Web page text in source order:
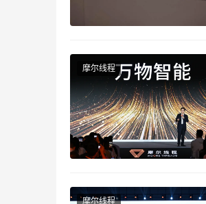
● Stewart Li – 思媒思智，
● Robert Zhao – 罗氏，高
● David Wang – 卡夫亨氏
● Eddy Hou – 康明斯，
● Eric Chai – 嘉吉，全球
摩尔线程
摩尔线程